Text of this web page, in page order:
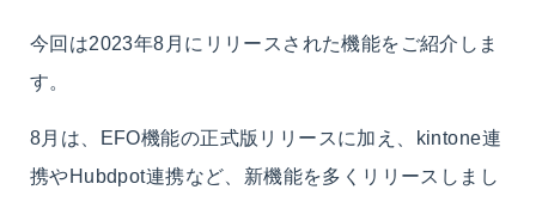
今回は2023年8月にリリースされた機能をご紹介しま
す。
8月は、EFO機能の正式版リリースに加え、kintone連
携やHubdpot連携など、新機能を多くリリースしまし